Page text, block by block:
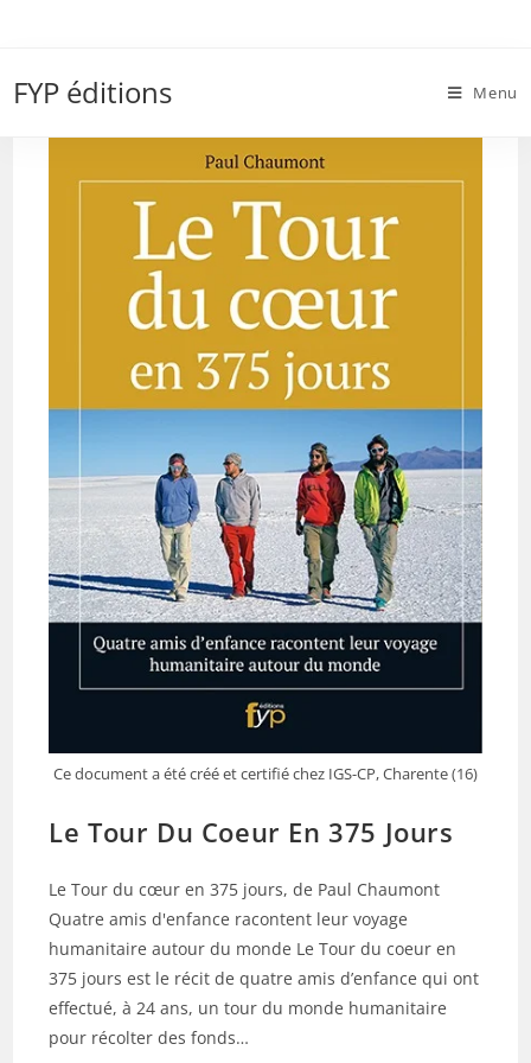
FYP éditions Menu
Ce document a été créé et certifié chez IGS-CP, Charente (16)
Le Tour Du Coeur En 375 Jours
Le Tour du cœur en 375 jours, de Paul Chaumont
Quatre amis d'enfance racontent leur voyage
humanitaire autour du monde Le Tour du coeur en
375 jours est le récit de quatre amis d’enfance qui ont
effectué, à 24 ans, un tour du monde humanitaire
pour récolter des fonds…